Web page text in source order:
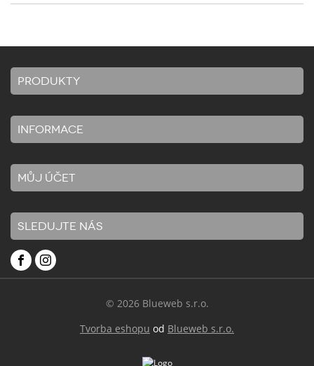
PRODUKTY
INFORMACE
MŮJ ÚČET
SLEDUJTE NÁS
© 2026 Blueweb s.r.o.
Tvorba eshopu od Blueweb s.r.o.